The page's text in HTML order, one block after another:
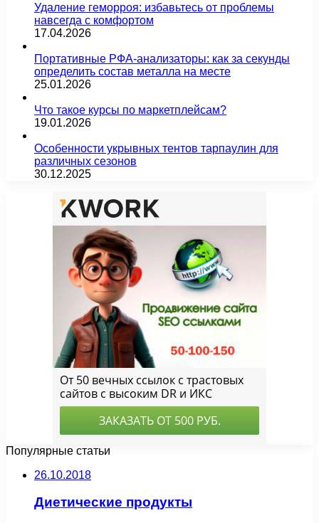
Удаление геморроя: избавьтесь от проблемы
навсегда с комфортом
17.04.2026
Портативные РФА-анализаторы: как за секунды
определить состав металла на месте
25.01.2026
Что такое курсы по маркетплейсам?
19.01.2026
Особенности укрывных тентов тарпаулин для
различных сезонов
30.12.2025
Популярные статьи
26.10.2018
Диетические продукты